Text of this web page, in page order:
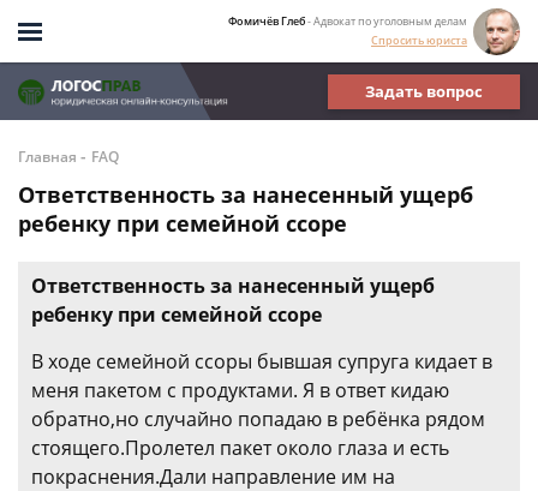
Фомичёв Глеб- Адвокат по уголовным делам
Спросить юриста
Задать вопрос
Главная - FAQ
Ответственность за нанесенный ущерб
ребенку при семейной ссоре
Ответственность за нанесенный ущерб
ребенку при семейной ссоре
В ходе семейной ссоры бывшая супруга кидает в
меня пакетом с продуктами. Я в ответ кидаю
обратно,но случайно попадаю в ребёнка рядом
стоящего.Пролетел пакет около глаза и есть
покраснения.Дали направление им на